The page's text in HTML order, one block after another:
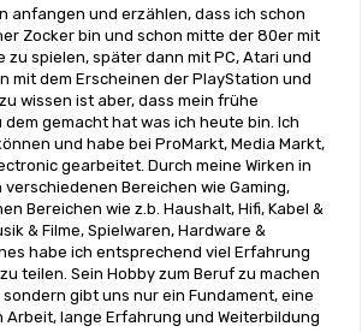
anfangen und erzählen, dass ich schon
Zocker bin und schon mitte der 80er mit
spielen, später dann mit PC, Atari und
mit dem Erscheinen der PlayStation und
wissen ist aber, dass mein frühe
gemacht hat was ich heute bin. Ich
und habe bei ProMarkt, Media Markt,
gearbeitet. Durch meine Wirken in
Bereichen wie Gaming,
Bereichen wie z.b. Haushalt, Hifi, Kabel &
& Filme, Spielwaren, Hardware &
habe ich entsprechend viel Erfahrung
teilen. Sein Hobby zum Beruf zu machen
gibt uns nur ein Fundament, eine
lange Erfahrung und Weiterbildung